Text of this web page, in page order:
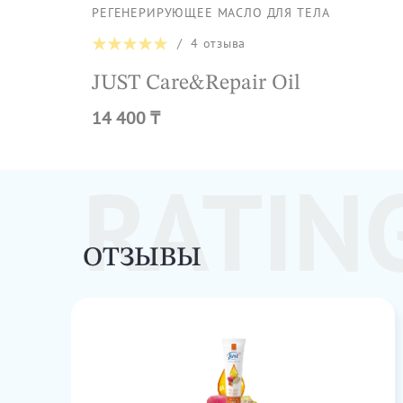
РЕГЕНЕРИРУЮЩЕЕ МАСЛО ДЛЯ ТЕЛА
/4 отзыва
JUST Care&Repair Oil
14 400 ₸
ОТЗЫВЫ